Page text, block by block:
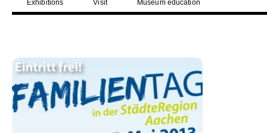
Exhibitions Visit Museum education